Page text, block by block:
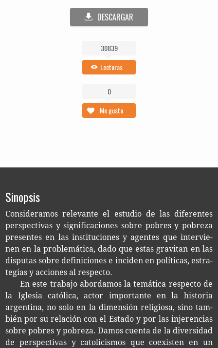
DESCARGAR
30839
Lecturas
0
Me gusta
Sinopsis
Con­si­de­ra­mos rele­van­te el estu­dio de las dife­ren­tes
pers­pec­ti­vas y sig­ni­fi­ca­cio­nes sobre pobres y pobre­za
pre­sen­tes en las ins­ti­tu­cio­nes y agen­tes que inter­vie­
nen en la pro­ble­má­ti­ca, dado que estas gra­vi­tan en las
dispu­tas sobre defi­ni­cio­nes e inci­den en polí­ti­cas, estra­
te­gias y accio­nes al respecto.
En este tra­ba­jo abor­da­mos la temá­ti­ca res­pec­to de
la Igle­sia cató­li­ca, actor impor­tan­te en la his­to­ria
argen­ti­na, no solo en la dimen­sión reli­gio­sa, sino tam­
bién por su rela­ción con el Esta­do y por las inje­ren­cias
sobre pobres y pobre­za. Damos cuen­ta de la diver­si­dad
de pers­pec­ti­vas y cato­li­cis­mos que coexis­ten en un